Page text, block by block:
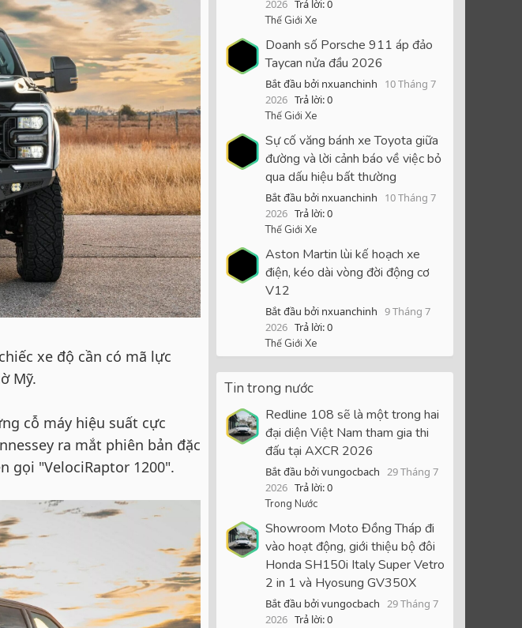
xe độ cần có mã lực
Mỹ.
cỗ máy hiệu suất cực
ra mắt phiên bản đặc
gọi "VelociRaptor 1200".
2026 Trả lời: 0
Thế Giới Xe
Doanh số Porsche 911 áp đảo
Taycan nửa đầu 2026
Bắt đầu bởi nxuanchinh
10 Tháng 7
2026 Trả lời: 0
Thế Giới Xe
Sự cố văng bánh xe Toyota giữa
đường và lời cảnh báo về việc bỏ
qua dấu hiệu bất thường
Bắt đầu bởi nxuanchinh
10 Tháng 7
2026 Trả lời: 0
Thế Giới Xe
Aston Martin lùi kế hoạch xe
điện, kéo dài vòng đời động cơ
V12
Bắt đầu bởi nxuanchinh 9 Tháng 7
2026 Trả lời: 0
Thế Giới Xe
Tin trong nước
Redline 108 sẽ là một trong hai
đại diện Việt Nam tham gia thi
đấu tại AXCR 2026
Bắt đầu bởi vungocbach 29 Tháng 7
2026 Trả lời: 0
Trong Nước
Showroom Moto Đồng Tháp đi
vào hoạt động, giới thiệu bộ đôi
Honda SH150i Italy Super Vetro
2 in 1 và Hyosung GV350X
Bắt đầu bởi vungocbach 29 Tháng 7
2026 Trả lời: 0